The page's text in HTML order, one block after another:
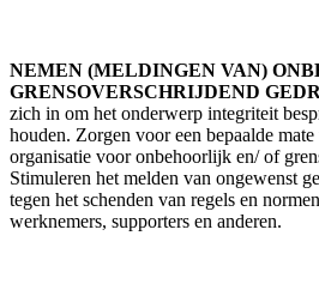
NEMEN (MELDINGEN VAN)
GRENSOVERSCHRIJDEND
zich in om het onderwerp integriteit
houden. Zorgen voor een bepaalde
organisatie voor onbehoorlijk en/ of
Stimuleren het melden van ongewenst
tegen het schenden van regels en
werknemers, supporters en anderen.